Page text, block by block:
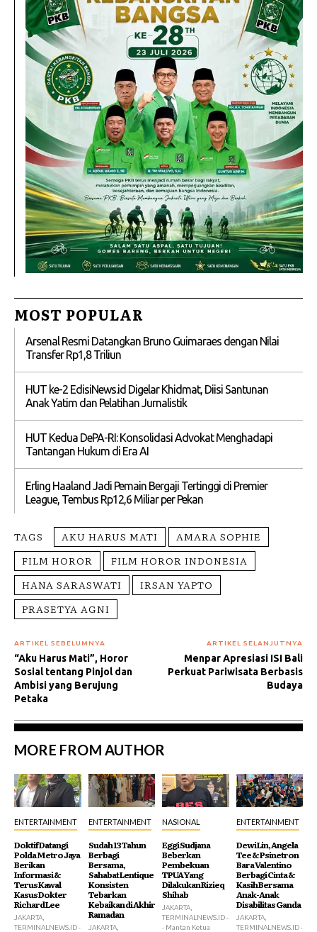
MOST POPULAR
Arsenal Resmi Datangkan Bruno Guimaraes dengan Nilai
Transfer Rp1,8 Triliun
HUT ke-2 EdisiNews.id Digelar Khidmat, Diisi Santunan
Anak Yatim dan Pelatihan Jurnalistik
HUT Kedua DePA-RI: Konsolidasi Advokat Menghadapi
Tantangan Hukum di Era AI
Erling Haaland Jadi Pemain Bergaji Tertinggi di Premier
League, Tembus Rp12,6 Miliar per Pekan
TAGS AKU HARUS MATI
AMARA SOPHIE
FILM HOROR
FILM HOROR INDONESIA
HANA SARASWATI
IRSAN YAPTO
PRASETYA AGNI
ARTIKEL SEBELUMNYA
“Aku Harus Mati”, Horor
Sosial tentang Pinjol dan
Ambisi yang Berujung
Petaka
ARTIKEL SELANJUTNYA
Menpar Apresiasi ISI Bali
Perkuat Pariwisata Berbasis
Budaya
MORE FROM AUTHOR
ENTERTAINMENT
Doktif Datangi
Polda Metro Jaya
Berikan
Informasi &
Terus Kawal
Kasus Dokter
Richard Lee
JAKARTA,
TERMINALNEWS.ID -
ENTERTAINMENT
Sudah 13 Tahun
Berbagi
Bersama,
Sahabat Lentique
Konsisten
Tebarkan
Kebaikan di Akhir
Ramadan
JAKARTA,
NASIONAL
Eggi Sudjana
Beberkan
Pembekuan
TPUA Yang
Dilakukan Rizieq
Shihab
JAKARTA,
TERMINALNEWS.ID -
- Mantan Ketua
ENTERTAINMENT
Dewi Lin, Angela
Tee & Psinetron
Bara Valentino
Berbagi Cinta &
Kasih Bersama
Anak-Anak
Disabilitas Ganda
JAKARTA,
TERMINALNEWS.ID -